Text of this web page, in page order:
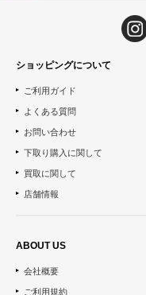
ショッピングについて
ご利用ガイド
よくある質問
お問い合わせ
下取り購入に関して
買取に関して
店舗情報
ABOUT US
会社概要
ご利用規約